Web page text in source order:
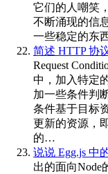
它们的人嘲笑
不断涌现的信
一些稳定的东
简述 HTTP 协
Request
中，加入特定
加一些条件判
条件基于目标
更新的资源，
的…
说说 Egg.js 中
出的面向Node